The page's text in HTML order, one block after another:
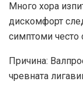
Много хора
дискомфорт
симптоми често
Причина:
чревната